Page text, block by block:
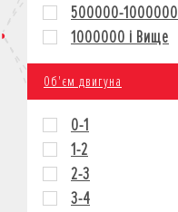
500000-1000000
1000000 і Вище
Об'єм двигуна
0-1
1-2
2-3
3-4